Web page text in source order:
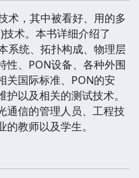
术，其中被看好、用的多
术。本书详细介绍了
系统、拓扑构成、物理层
性、PON设备、各种外围
关国际标准、PON的安
以及相关的测试技术。
通信的管理人员、工程技
教师以及学生。